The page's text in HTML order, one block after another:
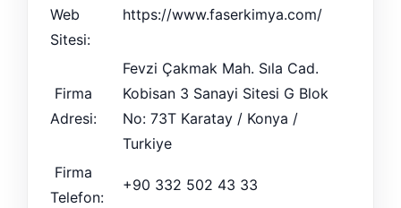
Web
Sitesi:
https://www.faserkimya.com/
Firma
Adresi:
Fevzi Çakmak Mah. Sıla Cad.
Kobisan 3 Sanayi Sitesi G Blok
No: 73T Karatay / Konya /
Turkiye
Firma
Telefon:
+90 332 502 43 33